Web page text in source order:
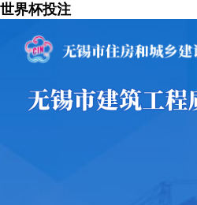
世界杯投注